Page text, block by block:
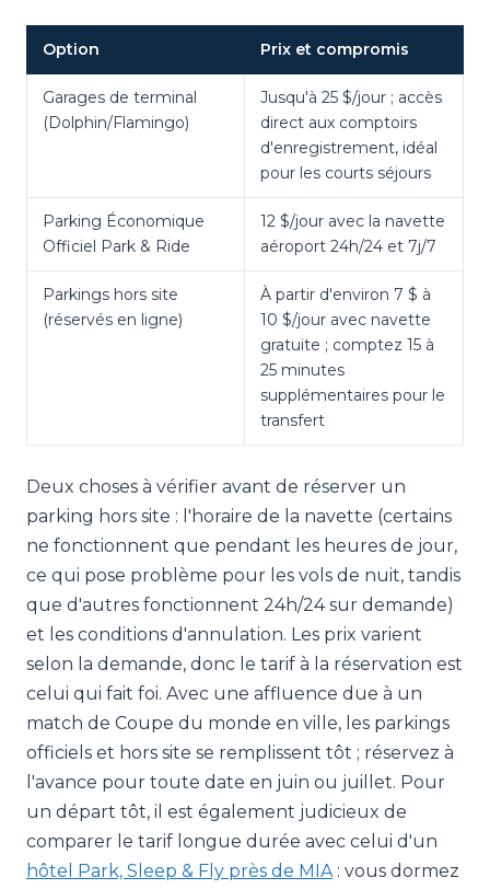
Option Prix et compromis
Garages de terminal
(Dolphin/Flamingo)
Jusqu'à 25 $/jour ; accès
direct aux comptoirs
d'enregistrement, idéal
pour les courts séjours
Parking Économique
Officiel Park & Ride
12 $/jour avec la navette
aéroport 24h/24 et 7j/7
Parkings hors site
(réservés en ligne)
À partir d'environ 7 $ à
10 $/jour avec navette
gratuite ; comptez 15 à
25 minutes
supplémentaires pour le
transfert
Deux choses à vérifier avant de réserver un
parking hors site : l'horaire de la navette (certains
ne fonctionnent que pendant les heures de jour,
ce qui pose problème pour les vols de nuit, tandis
que d'autres fonctionnent 24h/24 sur demande)
et les conditions d'annulation. Les prix varient
selon la demande, donc le tarif à la réservation est
celui qui fait foi. Avec une affluence due à un
match de Coupe du monde en ville, les parkings
officiels et hors site se remplissent tôt ; réservez à
l'avance pour toute date en juin ou juillet. Pour
un départ tôt, il est également judicieux de
comparer le tarif longue durée avec celui d'un
hôtel Park, Sleep & Fly près de MIA: vous dormez